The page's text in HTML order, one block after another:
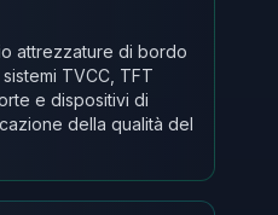
attrezzature di bordo
TVCC, TFT
e dispositivi di
della qualità del